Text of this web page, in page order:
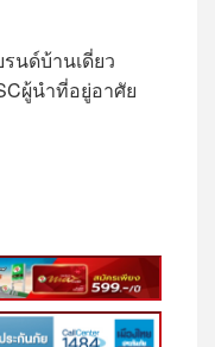
นด์บ้านเดี่ยว
ผู้นำที่อยู่อาศัย